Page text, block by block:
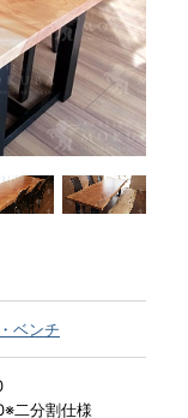
ベンチ
二分割仕様